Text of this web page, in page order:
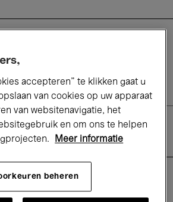
- 14:00
urbanisme
accepteren” te klikken gaat u
van cookies op uw apparaat
van websitenavigatie, het
en om ons te helpen
Meer informatie
beheren